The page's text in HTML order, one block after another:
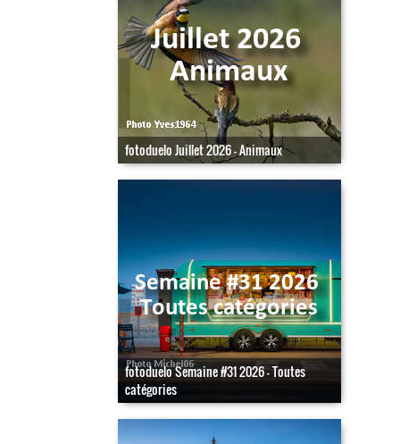
fotoduelo Juillet 2026 - Animaux
fotoduelo Semaine #31 2026 - Toutes
catégories